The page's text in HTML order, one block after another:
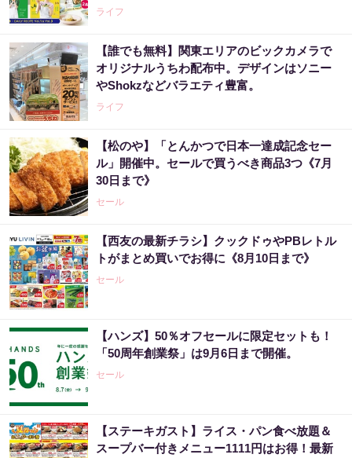
ライフ
【誰でも無料】関東エリアのビックカメラで
オリジナルうちわ配布中。デザインはソニー
やShokzなどバラエティ豊富。
ライフ
【松のや】「とんかつで日本一達成記念セー
ル」開催中。セールで買うべき商品3つ《7月
30日まで》
セール
【西友の最新チラシ】クックドゥやPBレトル
トがまとめ買いでお得に《8月10日まで》
セール
【ハンズ】50％オフセールに限定セットも！
「50周年創業祭」は9月6日まで開催。
セール
【ステーキガスト】ライス・パン食べ放題＆
スープバー付きメニュー1111円はお得！最新